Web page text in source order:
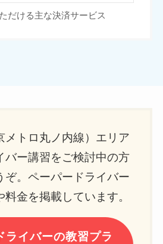
だける主な決済サービス
メトロ丸ノ内線）エリア
バー講習をご検討中の方
ぞ。ペーパードライバー
金を掲載しています。
ライバーの教習プラ